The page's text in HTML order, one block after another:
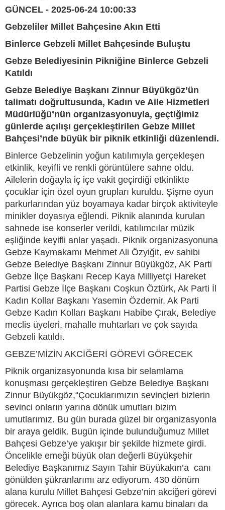
GÜNCEL - 2025-06-24 10:00:33
Gebzeliler Millet Bahçesine Akın Etti
Binlerce Gebzeli Millet Bahçesinde Buluştu
Gebze Belediyesinin Pikniğine Binlerce Gebzeli
Katıldı
Gebze Belediye Başkanı Zinnur Büyükgöz’ün
talimatı doğrultusunda, Kadın ve Aile Hizmetleri
Müdürlüğü’nün organizasyonuyla, geçtiğimiz
günlerde açılışı gerçekleştirilen Gebze Millet
Bahçesi’nde büyük bir piknik etkinliği düzenlendi.
Binlerce Gebzelinin yoğun katılımıyla gerçekleşen
etkinlik, keyifli ve renkli görüntülere sahne oldu.
Ailelerin doğayla iç içe vakit geçirdiği etkinlikte
çocuklar için özel oyun grupları kuruldu. Şişme oyun
parkurlarından yüz boyamaya kadar birçok aktiviteyle
minikler doyasıya eğlendi. Piknik alanında kurulan
sahnede ise konserler verildi, katılımcılar müzik
eşliğinde keyifli anlar yaşadı. Piknik organizasyonuna
Gebze Kaymakamı Mehmet Ali Özyiğit, ev sahibi
Gebze Belediye Başkanı Zinnur Büyükgöz, AK Parti
Gebze İlçe Başkanı Recep Kaya Milliyetçi Hareket
Partisi Gebze İlçe Başkanı Coşkun Öztürk, Ak Parti İl
Kadın Kollar Başkanı Yasemin Özdemir, Ak Parti
Gebze Kadın Kolları Başkanı Habibe Çırak, Belediye
meclis üyeleri, mahalle muhtarları ve çok sayıda
Gebzeli katıldı.
GEBZE’MİZİN AKCİĞERİ GÖREVİ GÖRECEK
Piknik organizasyonunda kısa bir selamlama
konuşması gerçekleştiren Gebze Belediye Başkanı
Zinnur Büyükgöz,“Çocuklarımızın sevinçleri bizlerin
sevinci onların yarına dönük umutları bizim
umutlarımız. Bu gün burada güzel bir organizasyonla
bir araya geldik. Bugün içinde bulunduğumuz Millet
Bahçesi Gebze’ye yakışır bir şekilde hizmete girdi.
Öncelikle emeği büyük olan değerli Büyükşehir
Belediye Başkanımız Sayın Tahir Büyükakın’a canı
gönülden şükranlarımı arz ediyorum. 430 dönüm
alana kurulu Millet Bahçesi Gebze’nin akciğeri görevi
görecek. Ayrıca boş olan alanlara kamu binaları da